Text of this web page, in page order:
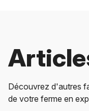
Découvrez d'autres
de votre ferme en